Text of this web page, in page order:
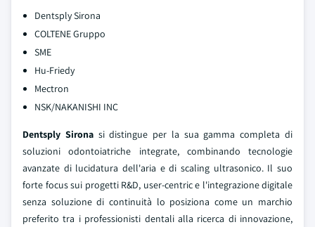
Dentsply Sirona
COLTENE Gruppo
SME
Hu-Friedy
Mectron
NSK/NAKANISHI INC
Dentsply Sirona si distingue per la sua gamma completa di
soluzioni odontoiatriche integrate, combinando tecnologie
avanzate di lucidatura dell'aria e di scaling ultrasonico. Il suo
forte focus sui progetti R&D, user-centric e l'integrazione digitale
senza soluzione di continuità lo posiziona come un marchio
preferito tra i professionisti dentali alla ricerca di innovazione,